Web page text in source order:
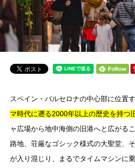
スペイン・バルセロナの中心部に位置
マ時代に遡る2000年以上の歴史を持つ
ャ広場から地中海側の旧港へと広がる
路地、荘厳なゴシック様式の大聖堂、
が入り混じり、まるでタイムマシンに